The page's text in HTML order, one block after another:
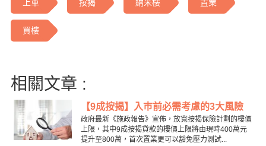
上車 按揭 納米樓 置業
買樓
相關文章 :
【9成按揭】入巿前必需考慮的3大風險
政府最新《施政報告》宣佈，放寬按揭保險計劃的樓價
上限，其中9成按揭貸款的樓價上限將由現時400萬元
提升至800萬，首次置業更可以豁免壓力測試...